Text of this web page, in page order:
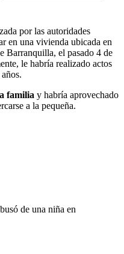
por las autoridades
en una vivienda ubicada en
Barranquilla, el pasado 4 de
le habría realizado actos
familia y habría aprovechado
a la pequeña.
de una niña en